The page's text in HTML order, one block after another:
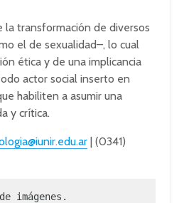
la transformación de diversos
el de sexualidad–, lo cual
ética y de una implicancia
actor social inserto en
habiliten a asumir una
y crítica.
| (0341)
imágenes.